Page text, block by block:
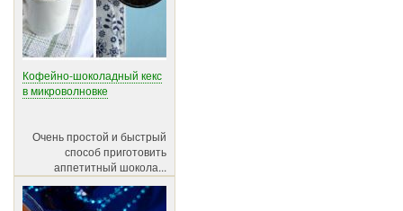
Кофейно-шоколадный кекс
в микроволновке
Очень простой и быстрый
способ приготовить
аппетитный шокола...